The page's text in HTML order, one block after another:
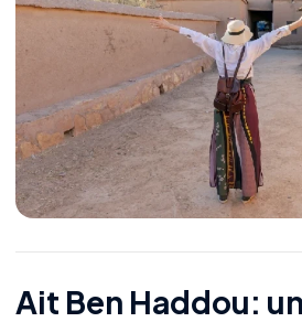
Ait Ben Haddou: